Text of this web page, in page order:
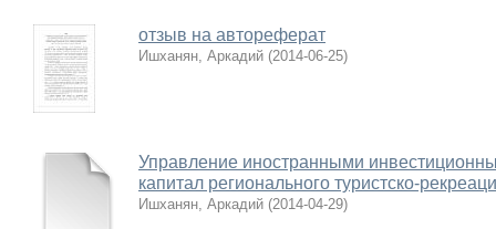
отзыв на автореферат
Ишханян, Аркадий (2014-06-25)
Управление иностранными
капитал регионального туристско-
Ишханян, Аркадий (2014-04-29)